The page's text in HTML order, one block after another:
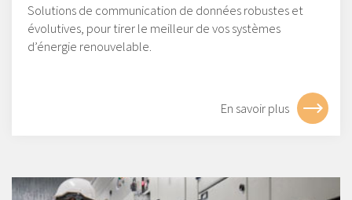
Solutions de communication de données robustes et
évolutives, pour tirer le meilleur de vos systèmes
d’énergie renouvelable.
En savoir plus